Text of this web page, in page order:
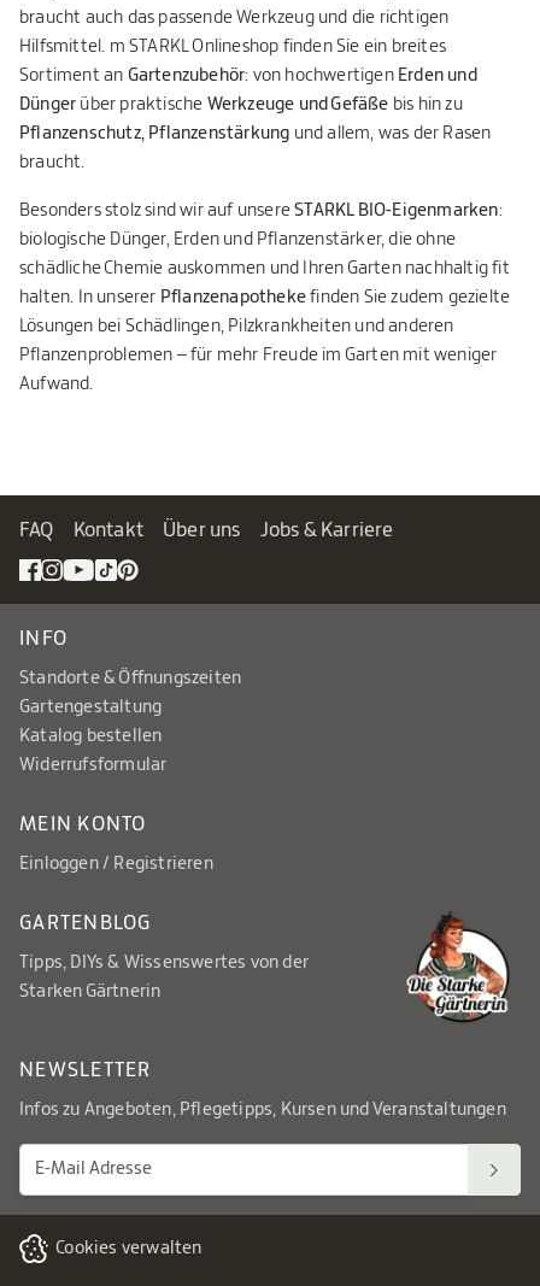
braucht auch das passende Werkzeug und die richtigen
Hilfsmittel. m STARKL Onlineshop finden Sie ein breites
Sortiment an Gartenzubehör: von hochwertigen Erden und
Dünger über praktische Werkzeuge und Gefäße bis hin zu
Pflanzenschutz, Pflanzenstärkung und allem, was der Rasen
braucht.
Besonders stolz sind wir auf unsereSTARKL BIO-Eigenmarken:
biologische Dünger, Erden und Pflanzenstärker, die ohne
schädliche Chemie auskommen und Ihren Garten nachhaltig fit
halten. In unserer Pflanzenapothekefinden Sie zudem gezielte
Lösungen bei Schädlingen, Pilzkrankheiten und anderen
Pflanzenproblemen – für mehr Freude im Garten mit weniger
Aufwand.
FAQ Kontakt Über uns Jobs & Karriere
INFO
Standorte & Öffnungszeiten
Gartengestaltung
Katalog bestellen
Widerrufsformular
MEIN KONTO
Einloggen / Registrieren
GARTENBLOG
Tipps, DIYs & Wissenswertes von der
Starken Gärtnerin
NEWSLETTER
Infos zu Angeboten, Pflegetipps, Kursen und Veranstaltungen
Cookies verwalten